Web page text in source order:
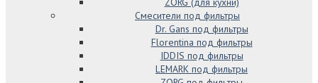
Смесители под фильтры
Dr. Gans под фильтры
Florentina под фильтры
IDDIS под фильтры
LEMARK под фильтры